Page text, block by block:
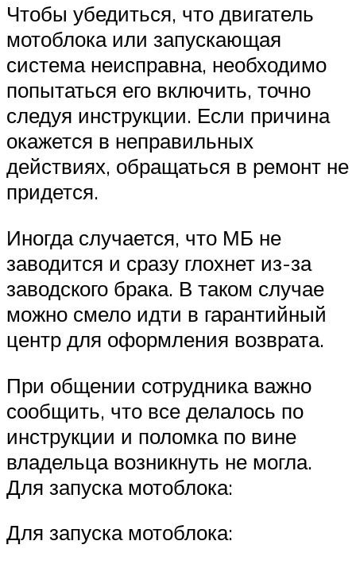
Чтобы убедиться, что двигатель
мотоблока или запускающая
система неисправна, необходимо
попытаться его включить, точно
следуя инструкции. Если причина
окажется в неправильных
действиях, обращаться в ремонт не
придется.
Иногда случается, что МБ не
заводится и сразу глохнет из-за
заводского брака. В таком случае
можно смело идти в гарантийный
центр для оформления возврата.
При общении сотрудника важно
сообщить, что все делалось по
инструкции и поломка по вине
владельца возникнуть не могла.
Для запуска мотоблока:
Для запуска мотоблока: